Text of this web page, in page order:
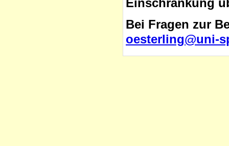
Bei Fragen zur
oesterling@uni-